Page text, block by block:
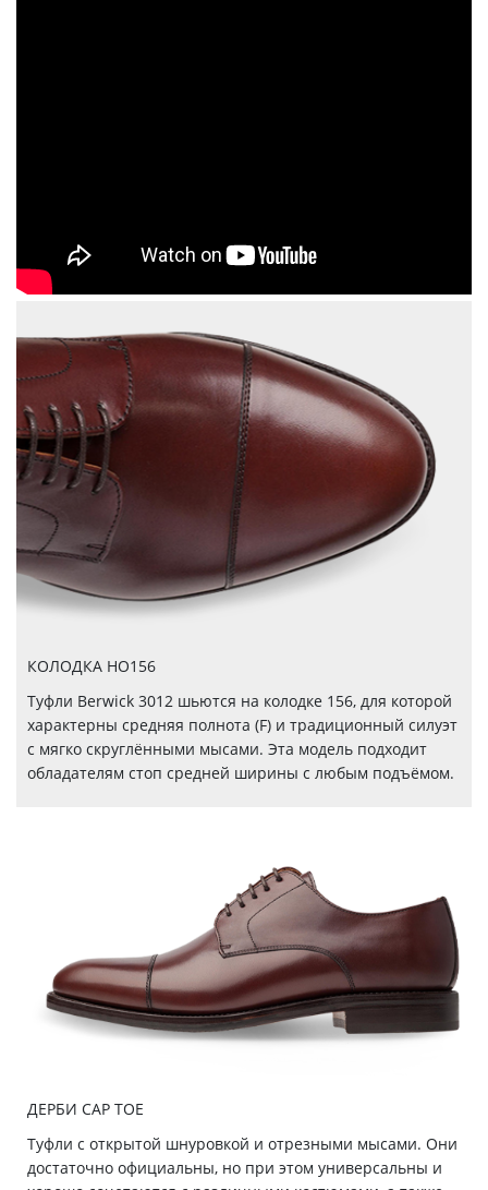
КОЛОДКА HO156
Туфли Berwick 3012 шьются на колодке 156, для которой
характерны средняя полнота (F) и традиционный силуэт
с мягко скруглёнными мысами. Эта модель подходит
обладателям стоп средней ширины с любым подъёмом.
ДЕРБИ CAP TOE
Туфли с открытой шнуровкой и отрезными мысами. Они
достаточно официальны, но при этом универсальны и